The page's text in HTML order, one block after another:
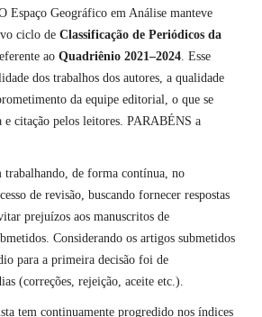
Espaço Geográfico em Análise manteve
ciclo de Classificação de Periódicos da
ao Quadriênio 2021–2024. Esse
dos trabalhos dos autores, a qualidade
da equipe editorial, o que se
e citação pelos leitores. PARABÉNS a
de forma contínua, no
de revisão, buscando fornecer respostas
prejuízos aos manuscritos de
Considerando os artigos submetidos
para a primeira decisão foi de
(correções, rejeição, aceite etc.).
tem continuamente progredido nos índices